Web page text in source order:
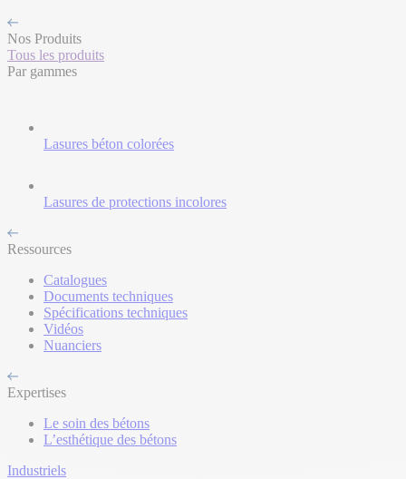
Nos Produits
Tous les produits
Par gammes
Lasures béton colorées
Lasures de protections incolores
Ressources
Catalogues
Documents techniques
Spécifications techniques
Vidéos
Nuanciers
Expertises
Le soin des bétons
L’esthétique des bétons
Industriels